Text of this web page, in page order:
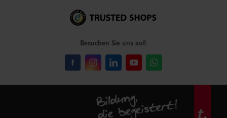
Besuchen Sie uns auf: